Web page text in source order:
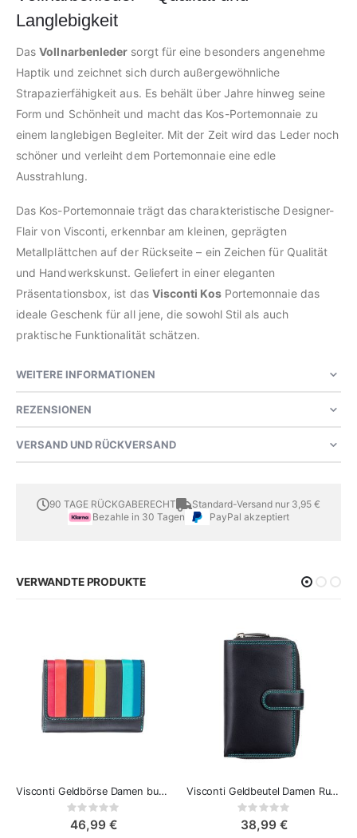
Langlebigkeit
DasVollnarbenleder sorgt für eine besonders angenehme
Haptik und zeichnet sich durch außergewöhnliche
Strapazierfähigkeit aus. Es behält über Jahre hinweg seine
Form und Schönheit und macht das Kos-Portemonnaie zu
einem langlebigen Begleiter. Mit der Zeit wird das Leder noch
schöner und verleiht dem Portemonnaie eine edle
Ausstrahlung.
Das Kos-Portemonnaie trägt das charakteristische Designer-
Flair von Visconti, erkennbar am kleinen, geprägten
Metallplättchen auf der Rückseite – ein Zeichen für Qualität
und Handwerkskunst. Geliefert in einer eleganten
Präsentationsbox, ist das Visconti KosPortemonnaie das
ideale Geschenk für all jene, die sowohl Stil als auch
praktische Funktionalität schätzen.
WEITERE INFORMATIONEN
REZENSIONEN
VERSAND UND RÜCKVERSAND
90 TAGE RÜCKGABERECHT
Standard-Versand nur 3,95 €
Bezahle in 30 Tagen
PayPal akzeptiert
VERWANDTE PRODUKTE
Visconti Geldbörse Damen bunt Santorini Halki
Rating:
46,99 €
Visconti Geldbeutel Damen Ruby RFID Türkis Leder
Rating:
38,99 €